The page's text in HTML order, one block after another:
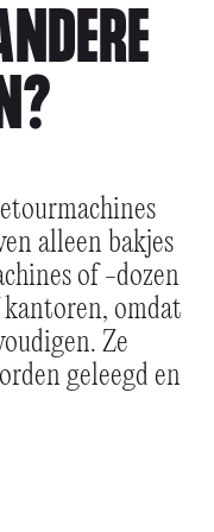
alleen bakjes
of -dozen
omdat
Ze
geleegd en